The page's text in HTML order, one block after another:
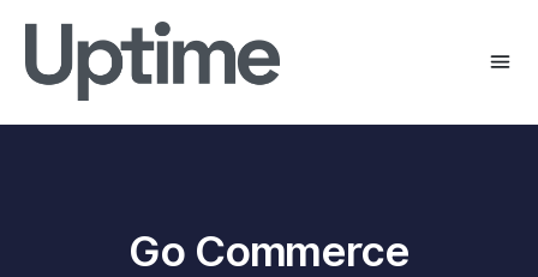
Go Commerce